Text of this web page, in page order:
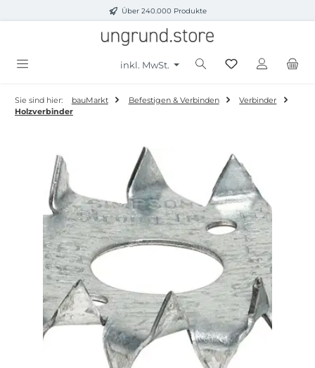
Zum Hauptinhalt springenÜber 240.000 Produkte
inkl. MwSt.
Sie sind hier: bauMarkt Befestigen & Verbinden
Verbinder
Holzverbinder